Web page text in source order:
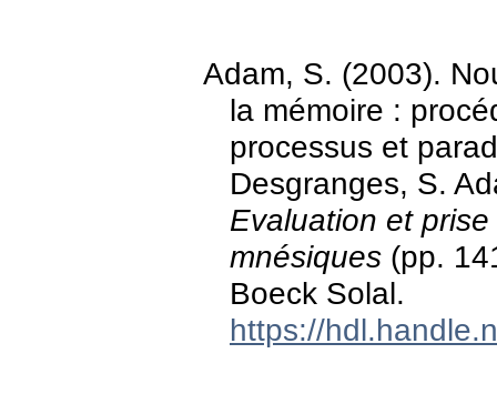
Adam, S. (2003).
la mémoire :
processus et
Desgranges, S.
Evaluation et
mnésiques (pp.
Boeck Solal.
https://